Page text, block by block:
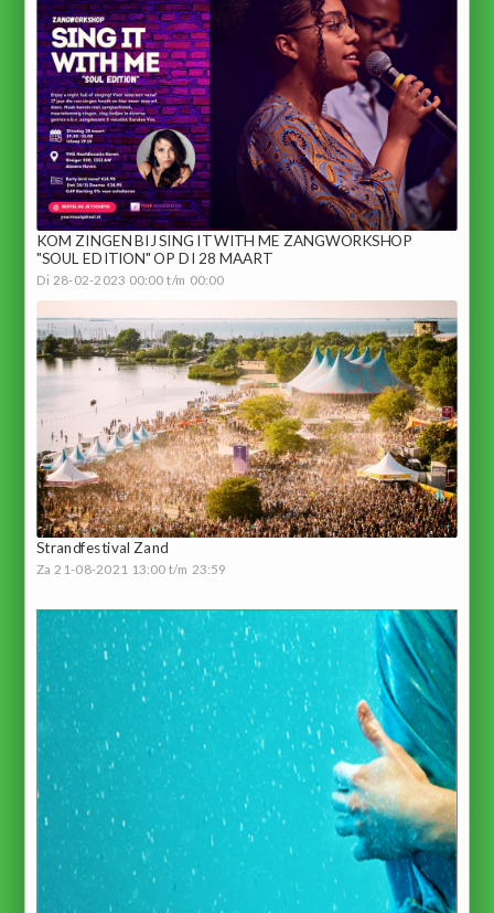
KOM ZINGEN BIJ SING IT WITH ME ZANGWORKSHOP
"SOUL EDITION" OP DI 28 MAART
Di 28-02-2023 00:00 t/m 00:00
Strandfestival Zand
Za 21-08-2021 13:00 t/m 23:59